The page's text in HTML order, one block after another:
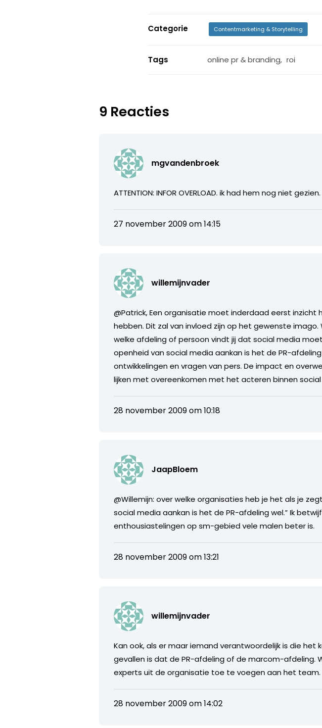
Categorie Contentmarketing & Storytelling
Tags online pr & branding, roi
9 Reacties
mgvandenbroek
ATTENTION: INFOR OVERLOAD. ik had hem nog niet
27 november 2009 om 14:15
willemijnvader
@Patrick, Een organisatie moet inderdaad eerst
hebben. Dit zal van invloed zijn op het gewenste
welke afdeling of persoon vindt jij dat social media
openheid van social media aankan is het de PR-
ontwikkelingen en vragen van pers. De impact en
lijken met overeenkomen met het acteren binnen
28 november 2009 om 10:18
JaapBloem
@Willemijn: over welke organisaties heb je het als je
social media aankan is het de PR-afdeling wel.” Ik
enthousiastelingen op sm-gebied vele malen beter is.
28 november 2009 om 13:21
willemijnvader
Kan ook, als er maar iemand verantwoordelijk is die
gevallen is dat de PR-afdeling of de marcom-afdeling.
experts uit de organisatie toe te voegen aan het team.
28 november 2009 om 14:02